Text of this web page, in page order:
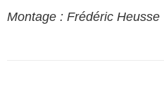
Montage : Frédéric Heusse